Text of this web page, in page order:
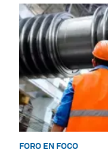
FORO EN FOCO